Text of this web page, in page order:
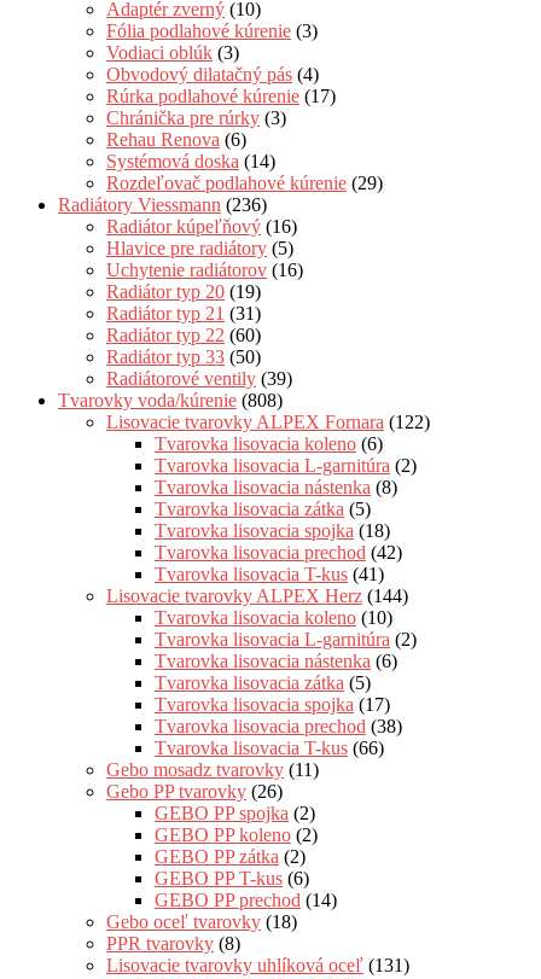
Adaptér zverný (10)
Fólia podlahové kúrenie (3)
Vodiaci oblúk (3)
Obvodový dilatačný pás (4)
Rúrka podlahové kúrenie (17)
Chránička pre rúrky (3)
Rehau Renova (6)
Systémová doska (14)
Rozdeľovač podlahové kúrenie (29)
Radiátory Viessmann (236)
Radiátor kúpeľňový (16)
Hlavice pre radiátory (5)
Uchytenie radiátorov (16)
Radiátor typ 20 (19)
Radiátor typ 21 (31)
Radiátor typ 22 (60)
Radiátor typ 33 (50)
Radiátorové ventily (39)
Tvarovky voda/kúrenie (808)
Lisovacie tvarovky ALPEX Fornara (122)
Tvarovka lisovacia koleno (6)
Tvarovka lisovacia L-garnitúra (2)
Tvarovka lisovacia nástenka (8)
Tvarovka lisovacia zátka (5)
Tvarovka lisovacia spojka (18)
Tvarovka lisovacia prechod (42)
Tvarovka lisovacia T-kus (41)
Lisovacie tvarovky ALPEX Herz (144)
Tvarovka lisovacia koleno (10)
Tvarovka lisovacia L-garnitúra (2)
Tvarovka lisovacia nástenka (6)
Tvarovka lisovacia zátka (5)
Tvarovka lisovacia spojka (17)
Tvarovka lisovacia prechod (38)
Tvarovka lisovacia T-kus (66)
Gebo mosadz tvarovky (11)
Gebo PP tvarovky (26)
GEBO PP spojka (2)
GEBO PP koleno (2)
GEBO PP zátka (2)
GEBO PP T-kus (6)
GEBO PP prechod (14)
Gebo oceľ tvarovky (18)
PPR tvarovky (8)
Lisovacie tvarovky uhlíková oceľ (131)